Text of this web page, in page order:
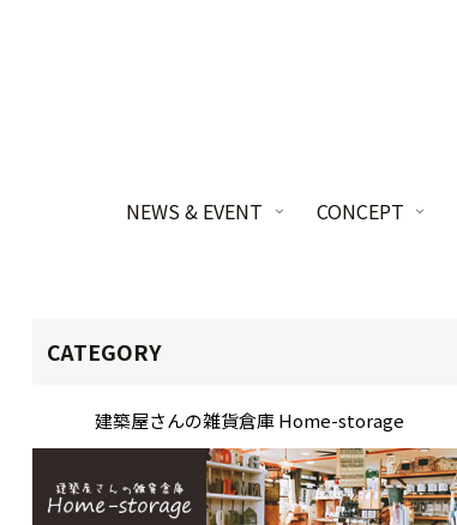
NEWS & EVENT CONCEPT
CATEGORY
建築屋さんの雑貨倉庫 Home-storage